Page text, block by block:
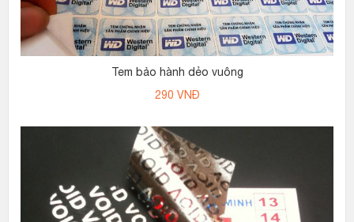
Tem bảo hành dẻo vuông
290 VNĐ